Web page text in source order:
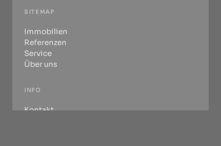
SITEMAP
Immobilien
Referenzen
Service
Über uns
INFO
Kontakt